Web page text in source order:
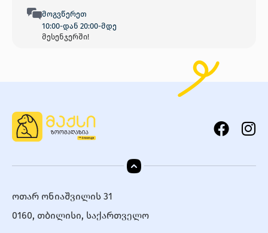
მოგვწერეთ
10:00-დან 20:00-მდე
მესენჯერში!
ოთარ ონიაშვილის 31
0160, თბილისი, საქართველო